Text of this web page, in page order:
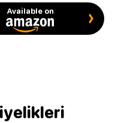
Available on